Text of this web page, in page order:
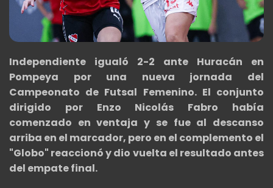
Independiente igualó 2-2 ante Huracán en
Pompeya por una nueva jornada del
Campeonato de Futsal Femenino. El conjunto
dirigido por Enzo Nicolás Fabro había
comenzado en ventaja y se fue al descanso
arriba en el marcador, pero en el complemento el
"Globo" reaccionó y dio vuelta el resultado antes
del empate final.